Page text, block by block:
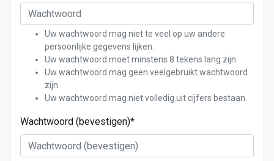
Uw wachtwoord mag niet te veel op uw andere
persoonlijke gegevens lijken.
Uw wachtwoord moet minstens 8 tekens lang zijn.
Uw wachtwoord mag geen veelgebruikt wachtwoord
zijn.
Uw wachtwoord mag niet volledig uit cijfers bestaan.
Wachtwoord (bevestigen)*